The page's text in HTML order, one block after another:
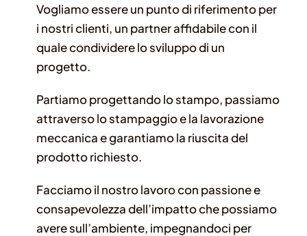
Vogliamo essere un punto di riferimento per
i nostri clienti, un partner affidabile con il
quale condividere lo sviluppo di un
progetto.
Partiamo progettando lo stampo, passiamo
attraverso lo stampaggio e la lavorazione
meccanica e garantiamo la riuscita del
prodotto richiesto.
Facciamo il nostro lavoro con passione e
consapevolezza dell’impatto che possiamo
avere sull’ambiente, impegnandoci per